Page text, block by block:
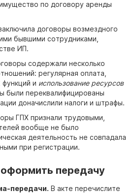
по договору аренды
договоры возмездного
бывшими сотрудниками,
ИП.
содержали несколько
регулярная оплата,
и использование ресурсов
были переквалифицированы
доначислили налоги и штрафы.
ГПХ признали трудовыми,
вообще не было
деятельность не совпадала
при регистрации.
передачу
передачи. В акте перечислите